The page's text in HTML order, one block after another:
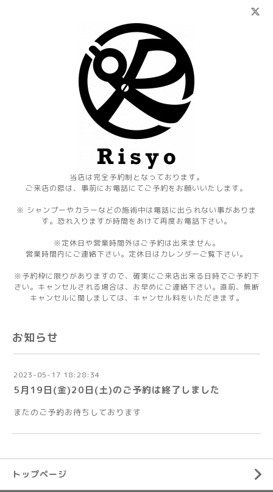
当店は完全予約制となっております。
ご来店の際は、事前にお電話にてご予約をお願いいたします。
※ シャンプーやカラーなどの施術中は電話に出られない事がありま
す。恐れ入りますが時間をあけて再度お電話下さい。
※定休日や営業時間外はご予約は出来ません。
営業時間内にご連絡下さい。定休日はカレンダーご覧下さい。
※予約枠に限りがありますので、確実にご来店出来る日時でご予約下
さい。キャンセルされる場合は、お早めにご連絡下さい。直前、無断
キャンセルに関しましては、キャンセル料をいただきます。
お知らせ
2023-05-17 18:28:34
5月19日(金)20日(土)のご予約は終了しました
またのご予約お待ちしております
トップページ